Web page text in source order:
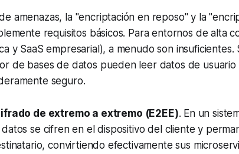
amenazas, la "encriptación en reposo" y la
requisitos básicos. Para entornos de alta
y SaaS empresarial), a menudo son insuficientes.
de bases de datos pueden leer datos de
seguro.
de extremo a extremo (E2EE). En un
datos se cifren en el dispositivo del cliente y
convirtiendo efectivamente sus